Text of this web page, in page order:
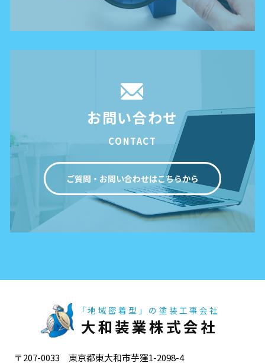
お問い合わせ
CONTACT
ご質問・お問い合わせはこちらから
「地域密着型」の塗装工事会社
大和装業株式会社
〒207-0033 東京都東大和市芋窪1-2098-4